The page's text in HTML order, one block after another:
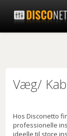
Væg/
Hos Disconetto
professionelle